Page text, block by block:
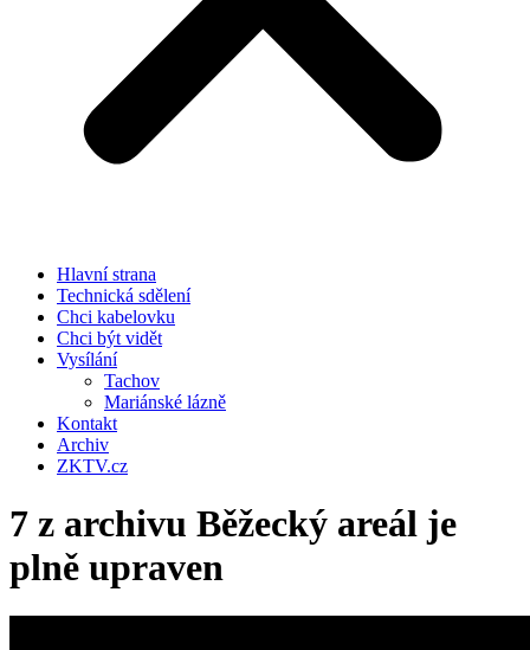
Hlavní strana
Technická sdělení
Chci kabelovku
Chci být vidět
Vysílání
Tachov
Mariánské lázně
Kontakt
Archiv
ZKTV.cz
7 z archivu Běžecký areál je
plně upraven